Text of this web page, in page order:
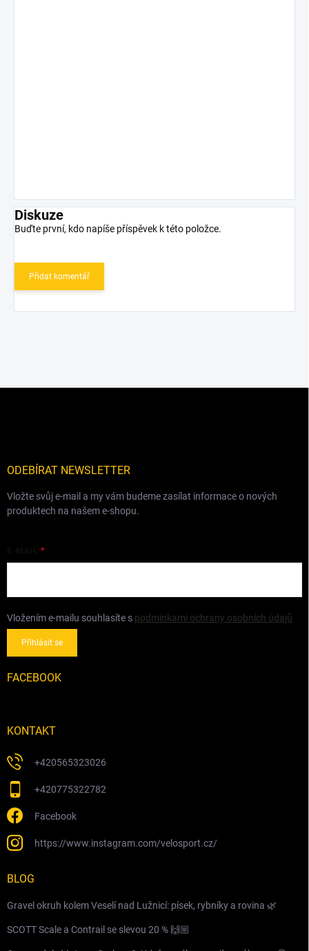
Diskuze
Buďte první, kdo napíše příspěvek k této položce.
Přidat komentář
ODEBÍRAT NEWSLETTER
Vložte svůj e-mail a my vám budeme zasílat informace o nových
produktech na našem e-shopu.
Vložením e-mailu souhlasíte s podmínkami ochrany osobních údajů
Přihlásit se
FACEBOOK
KONTAKT
+420565323026
+420775322782
Facebook
https://www.instagram.com/velosport.cz/
BLOG
Gravel okruh kolem Veselí nad Lužnicí: písek, rybníky a rovina 🌿
SCOTT Scale a Contrail se slevou 20 % 🙌🏼